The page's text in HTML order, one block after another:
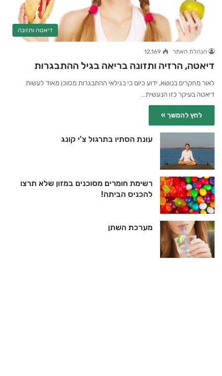
דיאטה ותזונה
הנהלת האתר 12,169
דיאטה, הרזיה ותזונה בריאה בגיל ההתבגרות
לאור מחקרים בנושא, ידוע כיום כי בגילאי ההתבגרות מסוכן מאוד לעשות
דיאטה בעיקר כזו הנעשית…
לחץ להמשך »
עונת הסתיו בתרגול צ'י קונג
רשימת חומרים מסוכנים במזון שלא תרצו
להכניס הביתה!
מערכת השתן